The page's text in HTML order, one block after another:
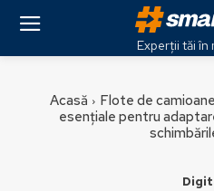
Experții tăi în
Acasă Flote de camioane
esențiale pentru